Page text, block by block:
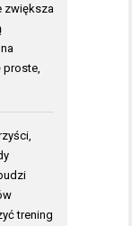
zwiększa
trening